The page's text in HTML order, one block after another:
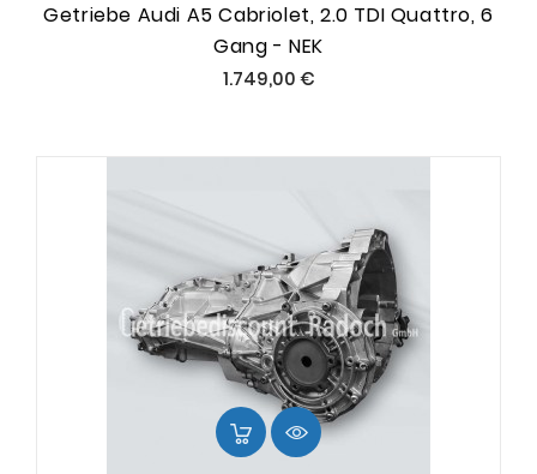
Getriebe Audi A5 Cabriolet, 2.0 TDI Quattro, 6
Gang - NEK
1.749,00 €Preis